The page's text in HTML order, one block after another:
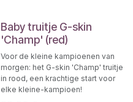
Baby truitje G-skin
'Champ' (red)
Voor de kleine kampioenen van
morgen: het G-skin 'Champ' truitje
in rood, een krachtige start voor
elke kleine-kampioen!